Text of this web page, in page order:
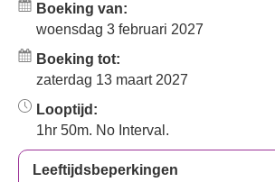
Boeking van:
woensdag 3 februari 2027
Boeking tot:
zaterdag 13 maart 2027
Looptijd:
1hr 50m. No Interval.
Leeftijdsbeperkingen